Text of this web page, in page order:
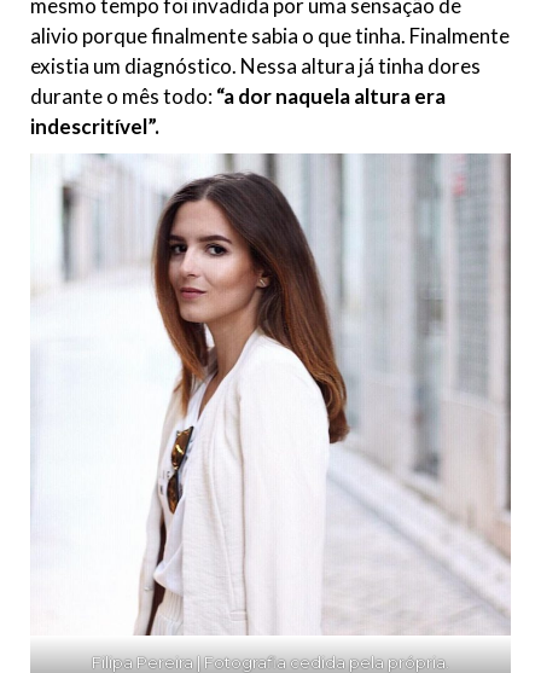
mesmo tempo foi invadida por uma sensação de
alivio porque finalmente sabia o que tinha. Finalmente
existia um diagnóstico. Nessa altura já tinha dores
durante o mês todo:“a dor naquela altura era
indescritível”.
Filipa Pereira | Fotografia cedida pela própria.